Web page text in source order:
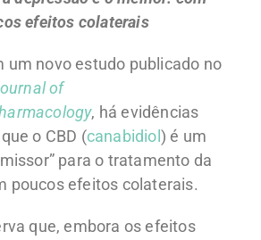
efeitos colaterais
um novo estudo publicado no
of
, há evidências
o CBD (canabidiol ) é um
para o tratamento da
poucos efeitos colaterais.
que, embora os efeitos